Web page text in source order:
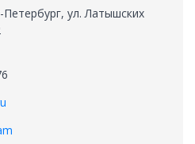
Петербург, ул. Латышских